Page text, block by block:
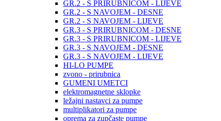
GR.2 - S PRIRUBNICOM - LIJEVE
GR.2 - S NAVOJEM - DESNE
GR.2 - S NAVOJEM - LIJEVE
GR.3 - S PRIRUBNICOM - DESNE
GR.3 - S PRIRUBNICOM - LIJEVE
GR.3 - S NAVOJEM - DESNE
GR.3 - S NAVOJEM - LIJEVE
HI-LO PUMPE
zvono - prirubnica
GUMENI UMETCI
elektromagnetne sklopke
ležajni nastavci za pumpe
multiplikatori za pumpe
oprema za zupčaste pumpe